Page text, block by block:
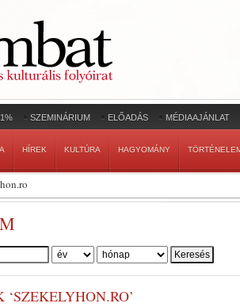
1% SZEMINÁRIUM ELŐADÁS MÉDIAAJÁNLAT
HÍREK KULTÚRA HAGYOMÁNY